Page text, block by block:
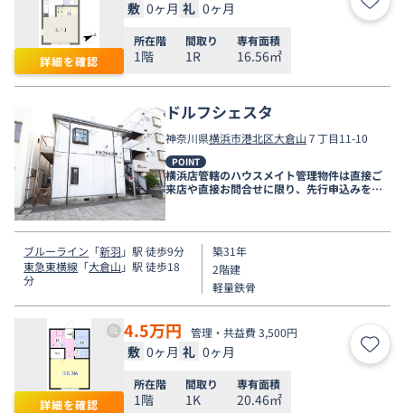
詳細を確認
敷 0ヶ月 礼 0ヶ月 お気
所在階
1階
間取り
1R
専有面積
16.56㎡
ドルフシェスタ
神奈川県横浜市港北区大倉山 ７丁目11-10
POINT
横浜店管轄のハウスメイト管理物件は直接ご
来店や直接お問合せに限り、先行申込みを受
け付けております！
ブルーライン 「新羽 」駅 徒歩9分
東急東横線 「大倉山 」駅 徒歩18
分
築31年
2階建
軽量鉄骨
詳細を確認
4.5万円 管理・共益費 3,500円
敷 0ヶ月 礼 0ヶ月 お気
所在階
1階
間取り
1K
専有面積
20.46㎡